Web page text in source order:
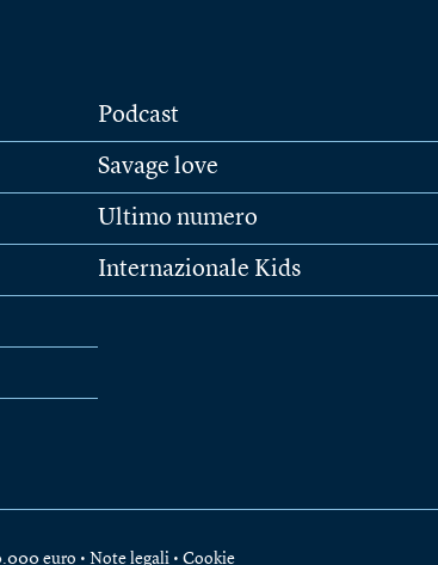
Podcast
Savage love
Ultimo numero
Internazionale Kids
euro • Note legali • Cookie